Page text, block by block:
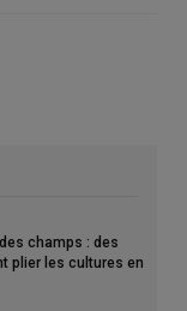
champs : des
plier les cultures en